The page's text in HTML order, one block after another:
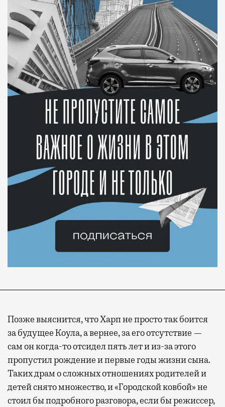
Позже выяснится, что Харп не просто так боится
за будущее Коула, а вернее, за его отсутствие —
сам он когда-то отсидел пять лет и из-за этого
пропустил рождение и первые годы жизни сына.
Таких драм о сложных отношениях родителей и
детей снято множество, и «Городской ковбой» не
стоил бы подробного разговора, если бы режиссер,